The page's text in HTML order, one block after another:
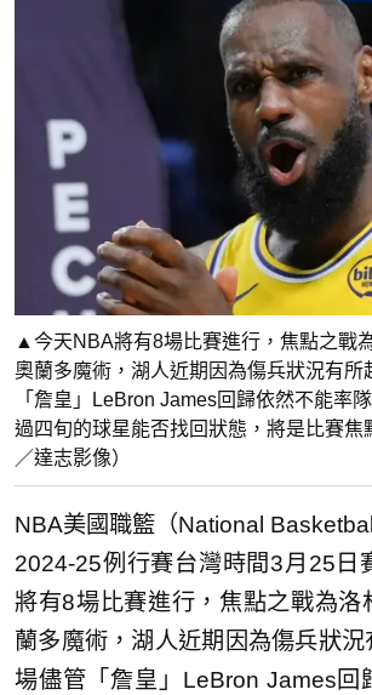
▲今天NBA將有8場比賽進行，焦點之戰
奧蘭多魔術，湖人近期因為傷兵狀況有所
「詹皇」LeBron James回歸依然不能率
過四旬的球星能否找回狀態，將是比賽焦
／達志影像）
NBA美國職籃（National
2024-25例行賽台灣時間3月25日
將有8場比賽進行，焦點之戰為洛
蘭多魔術，湖人近期因為傷兵狀
場儘管「詹皇」LeBron James回